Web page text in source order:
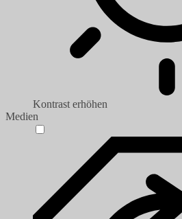
Kontrast erhöhen
Medien